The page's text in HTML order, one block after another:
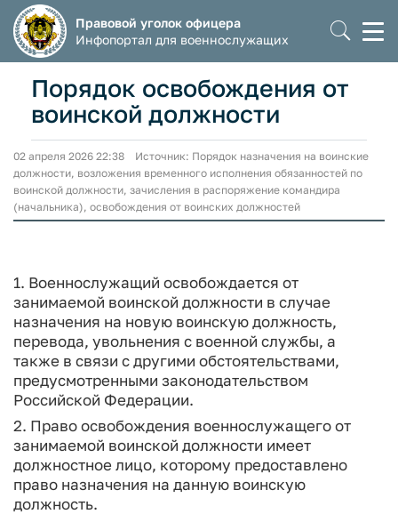
Правовой уголок офицера
Инфопортал для военнослужащих
Порядок освобождения от
воинской должности
02 апреля 2026 22:38 Источник: Порядок назначения на воинские
должности, возложения временного исполнения обязанностей по
воинской должности, зачисления в распоряжение командира
(начальника), освобождения от воинских должностей
1. Военнослужащий освобождается от
занимаемой воинской должности в случае
назначения на новую воинскую должность,
перевода, увольнения с военной службы, а
также в связи с другими обстоятельствами,
предусмотренными законодательством
Российской Федерации.
2. Право освобождения военнослужащего от
занимаемой воинской должности имеет
должностное лицо, которому предоставлено
право назначения на данную воинскую
должность.